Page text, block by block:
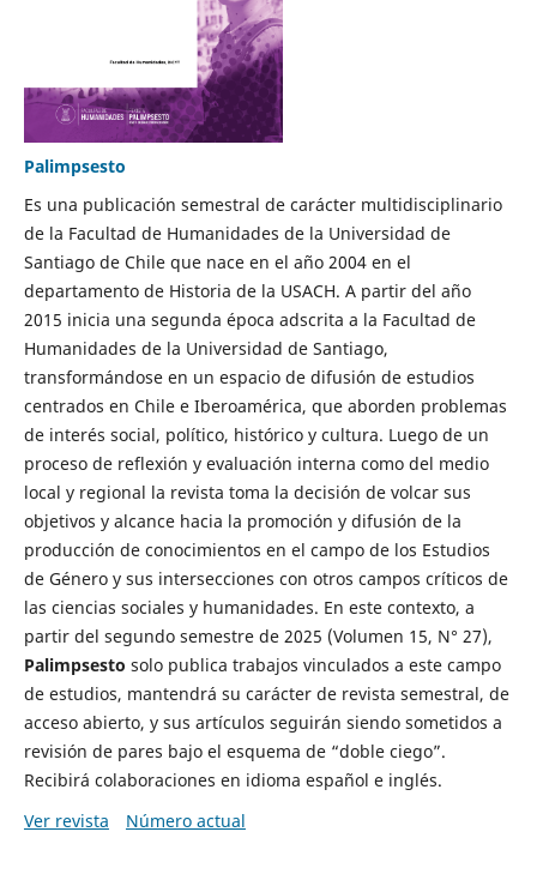
Palimpsesto
Es una publicación semestral de carácter multidisciplinario
de la Facultad de Humanidades de la Universidad de
Santiago de Chile que nace en el año 2004 en el
departamento de Historia de la USACH. A partir del año
2015 inicia una segunda época adscrita a la Facultad de
Humanidades de la Universidad de Santiago,
transformándose en un espacio de difusión de estudios
centrados en Chile e Iberoamérica, que aborden problemas
de interés social, político, histórico y cultura. Luego de un
proceso de reflexión y evaluación interna como del medio
local y regional la revista toma la decisión de volcar sus
objetivos y alcance hacia la promoción y difusión de la
producción de conocimientos en el campo de los Estudios
de Género y sus intersecciones con otros campos críticos de
las ciencias sociales y humanidades. En este contexto, a
partir del segundo semestre de 2025 (Volumen 15, N° 27),
Palimpsesto solo publica trabajos vinculados a este campo
de estudios, mantendrá su carácter de revista semestral, de
acceso abierto, y sus artículos seguirán siendo sometidos a
revisión de pares bajo el esquema de “doble ciego”.
Recibirá colaboraciones en idioma español e inglés.
Ver revista
Número actual